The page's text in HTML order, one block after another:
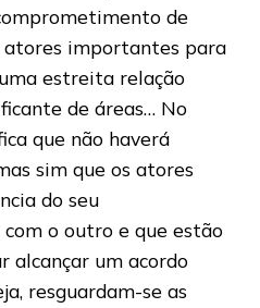
de
importantes para
estreita relação
de áreas… No
que não haverá
sim que os atores
do seu
o outro e que estão
alcançar um acordo
resguardam-se as